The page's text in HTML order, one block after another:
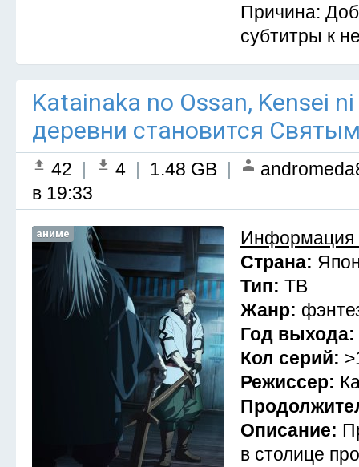
Причина:
субтитры к
Katainaka no Ossan, Kensei
деревни становится
42 | 4 | 1.48 GB |
в 19:33
аниме
Информация
Страна:
Тип: ТВ
Жанр:
Год выхода:
Кол серий:
Режиссер:
Описание:
в столице